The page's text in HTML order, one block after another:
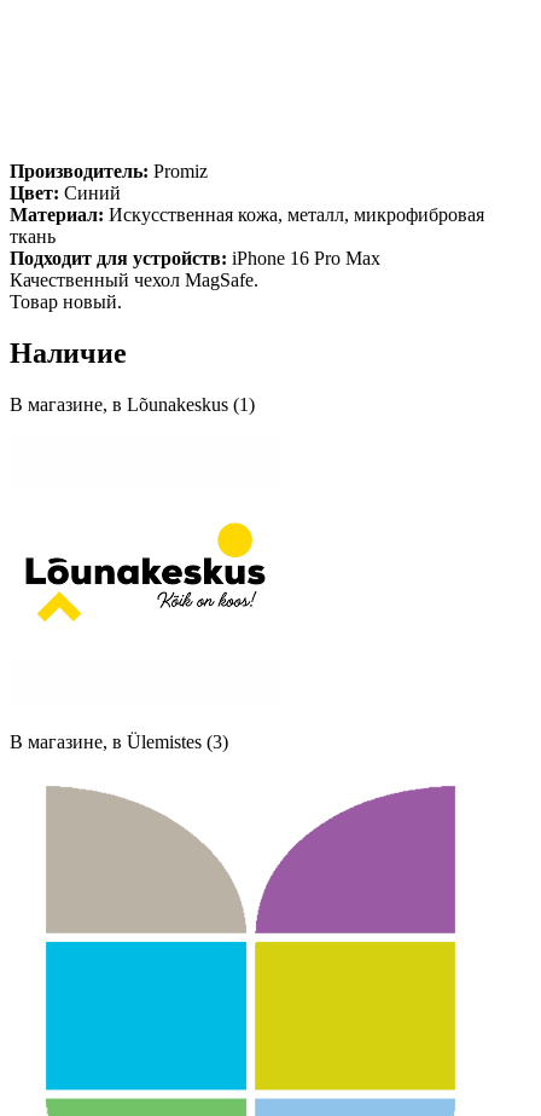
Производитель: Promiz
Цвет: Синий
Материал: Искусственная кожа, металл, микрофибровая
ткань
Подходит для устройств: iPhone 16 Pro Max
Качественный чехол MagSafe.
Товар новый.
Наличие
В магазине, в Lõunakeskus (1)
В магазине, в Ülemistes (3)